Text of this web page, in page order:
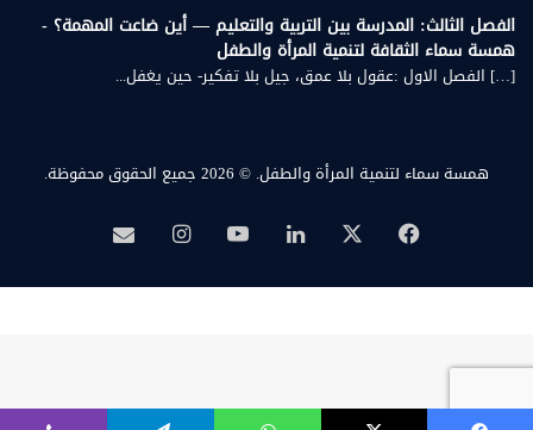
الفصل الثالث: المدرسة بين التربية والتعليم — أين ضاعت المهمة؟ -
همسة سماء الثقافة لتنمية المرأة والطفل
[…] الفصل الاول :عقول بلا عمق، جيل بلا تفكير- حين يغفل...
همسة سماء لتنمية المرأة والطفل. © 2026 جميع الحقوق محفوظة.
فيسبوك لينكدإن‫YouTubeانستقرامبريد
همسة